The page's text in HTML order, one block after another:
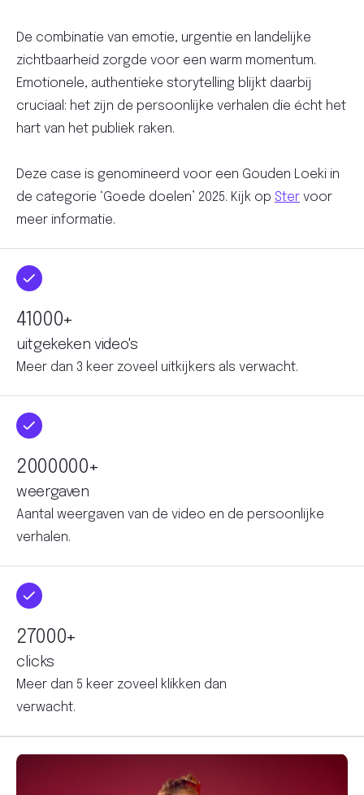
De combinatie van emotie, urgentie en landelijke
zichtbaarheid zorgde voor een warm momentum.
Emotionele, authentieke storytelling blijkt daarbij
cruciaal: het zijn de persoonlijke verhalen die écht het
hart van het publiek raken.
Deze case is genomineerd voor een Gouden Loeki in
de categorie ‘Goede doelen’ 2025. Kijk op Ster voor
meer informatie.
+
uitgekeken video's
Meer dan 3 keer zoveel uitkijkers als verwacht.
+
weergaven
Aantal weergaven van de video en de persoonlijke
verhalen.
+
clicks
Meer dan 5 keer zoveel klikken dan
verwacht.